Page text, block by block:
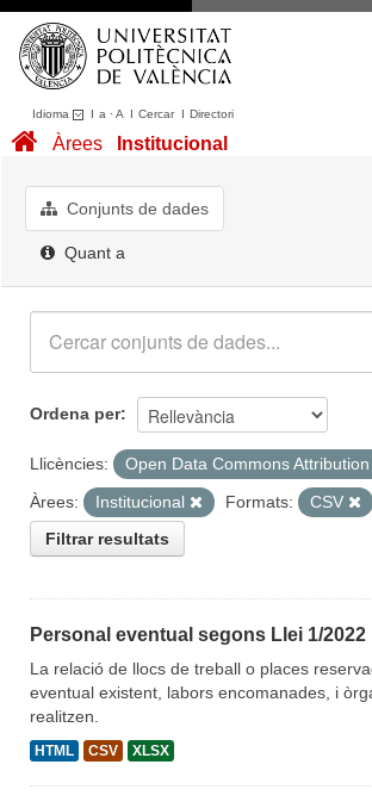
Idioma I a ·A I CercarI Directori
Conjunts de dades
Quant a
Àrees Institucional
Conjunts de dades
Quant a
Ordena per
Llicències:
Open Data Commons
Àrees:
Institucional Formats: CSV
Filtrar resultats
Personal eventual segons Llei 1/2022
La relació de llocs de treball o places
eventual existent, labors encomanades, i
realitzen.
HTML CSV XLSX